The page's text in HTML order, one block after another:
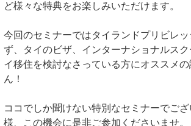
ど様々な特典をお楽しみいただけます。
今回のセミナーではタイランドプリビレ
ず、タイのビザ、インターナショナルス
イ移住を検討なさっている方にオススメ
ん！
ココでしか聞けない特別なセミナーでご
様、この機会に是非ご参加くださいませ。